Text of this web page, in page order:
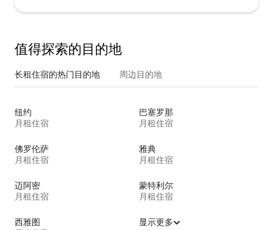
值得探索的目的地
长租住宿的热门目的地 周边目的地
纽约
月租住宿
巴塞罗那
月租住宿
佛罗伦萨
月租住宿
雅典
月租住宿
迈阿密
月租住宿
蒙特利尔
月租住宿
西雅图
显示更多